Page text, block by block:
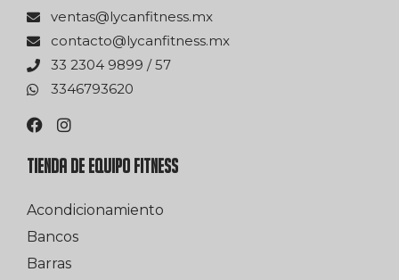
xm.ssentifnacyl@satnev
xm.ssentifnacyl@otcatnoc
75 / 9989 4032 33
0263976433
TIENDA DE EQUIPO FITNESS
Acondicionamiento
Bancos
Barras